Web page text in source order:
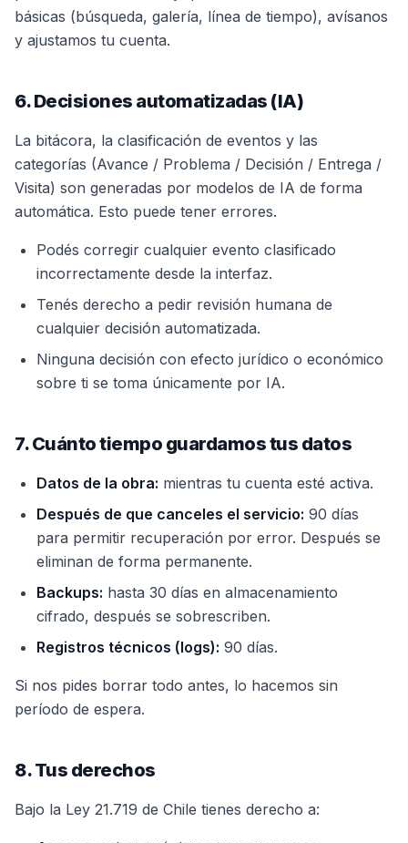
básicas (búsqueda, galería, línea de tiempo), avísanos
y ajustamos tu cuenta.
6. Decisiones automatizadas (IA)
La bitácora, la clasificación de eventos y las
categorías (Avance / Problema / Decisión / Entrega /
Visita) son generadas por modelos de IA de forma
automática. Esto puede tener errores.
Podés corregir cualquier evento clasificado
incorrectamente desde la interfaz.
Tenés derecho a pedir revisión humana de
cualquier decisión automatizada.
Ninguna decisión con efecto jurídico o económico
sobre ti se toma únicamente por IA.
7. Cuánto tiempo guardamos tus datos
Datos de la obra: mientras tu cuenta esté activa.
Después de que canceles el servicio: 90 días
para permitir recuperación por error. Después se
eliminan de forma permanente.
Backups: hasta 30 días en almacenamiento
cifrado, después se sobrescriben.
Registros técnicos (logs): 90 días.
Si nos pides borrar todo antes, lo hacemos sin
período de espera.
8. Tus derechos
Bajo la Ley 21.719 de Chile tienes derecho a: